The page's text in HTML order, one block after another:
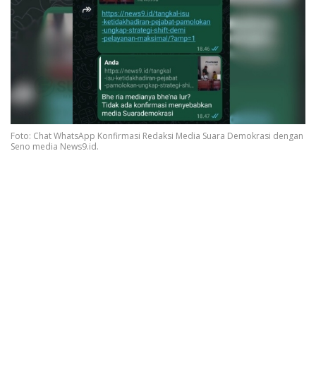
Foto: Chat WhatsApp Konfirmasi Redaksi Media Suara Demokrasi dengan
Seno media News9.id.